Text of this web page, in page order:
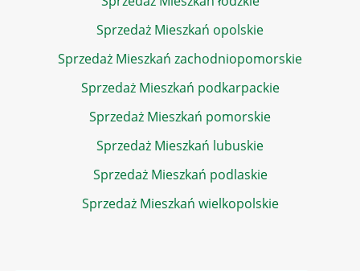
Sprzedaż Mieszkań opolskie
Sprzedaż Mieszkań zachodniopomorskie
Sprzedaż Mieszkań podkarpackie
Sprzedaż Mieszkań pomorskie
Sprzedaż Mieszkań lubuskie
Sprzedaż Mieszkań podlaskie
Sprzedaż Mieszkań wielkopolskie